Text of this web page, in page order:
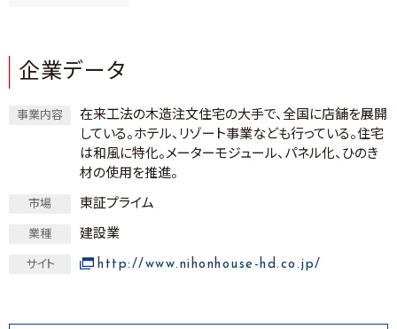
企業データ
事業内容
在来工法の木造注文住宅の大手で、全国に店舗を展開
している。ホテル、リゾート事業なども行っている。住宅
は和風に特化。メーターモジュール、パネル化、ひのき
材の使用を推進。
市場 東証プライム
業種 建設業
サイト http://www.nihonhouse-hd.co.jp/